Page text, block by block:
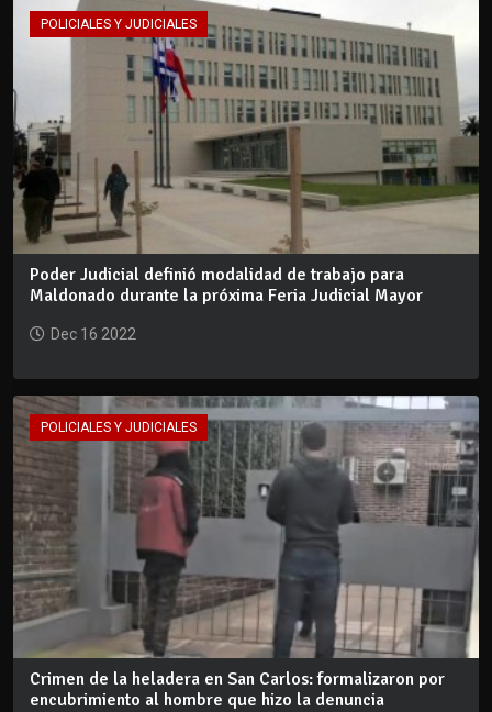
POLICIALES Y JUDICIALES
Poder Judicial definió modalidad de trabajo para
Maldonado durante la próxima Feria Judicial Mayor
Dec 16 2022
POLICIALES Y JUDICIALES
Crimen de la heladera en San Carlos: formalizaron por
encubrimiento al hombre que hizo la denuncia